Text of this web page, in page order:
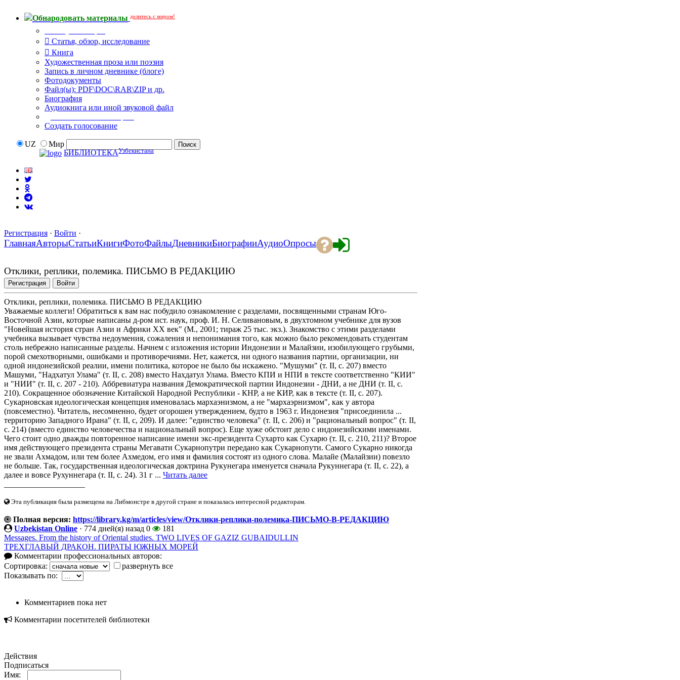
Обнародовать материалы делитесь с миром!
Статья, обзор, исследование
Книга
Художественная проза или поэзия
Запись в личном дневнике (блоге)
Фотодокументы
Файл(ы): PDF\DOC\RAR\ZIP и др.
Биография
Аудиокнига или иной звуковой файл
Создать голосование
UZ
Мир
БИБЛИОТЕКАУзбекистана
Регистрация · Войти ·
ГлавнаяАвторыСтатьиКнигиФотоФайлыДневникиБиографииАудиоОпросы
Отклики, реплики, полемика. ПИСЬМО В РЕДАКЦИЮ
Регистрация Войти
Отклики, реплики, полемика. ПИСЬМО В РЕДАКЦИЮ
Уважаемые коллеги! Обратиться к вам нас побудило ознакомление с разделами, посвященными странам Юго-
Восточной Азии, которые написаны д-ром ист. наук, проф. И. Н. Селивановым, в двухтомном учебнике для вузов
"Новейшая история стран Азии и Африки XX век" (М., 2001; тираж 25 тыс. экз.). Знакомство с этими разделами
учебника вызывает чувства недоумения, сожаления и непонимания того, как можно было рекомендовать студентам
столь небрежно написанные разделы. Начнем с изложения истории Индонезии и Малайзии, изобилующего грубыми,
порой смехотворными, ошибками и противоречиями. Нет, кажется, ни одного названия партии, организации, ни
одной индонезийской реалии, имени политика, которое не было бы искажено. "Мушуми" (т. II, с. 207) вместо
Машуми, "Надхатул Улама" (т. II, с. 208) вместо Нахдатул Улама. Вместо КПИ и НПИ в тексте соответственно "КИИ"
и "НИИ" (т. II, с. 207 - 210). Аббревиатура названия Демократической партии Индонезии - ДНИ, а не ДНИ (т. II, с.
210). Сокращенное обозначение Китайской Народной Республики - КНР, а не КИР, как в тексте (т. II, с. 207).
Сукарновская идеологическая концепция именовалась мархаэнизмом, а не "мархаэрнизмом", как у автора
(повсеместно). Читатель, несомненно, будет огорошен утверждением, будто в 1963 г. Индонезия "присоединила ...
территорию Западного Ирана" (т. II, с, 209). И далее: "единство человека" (т. II, с. 206) и "рациональный вопрос" (т. II,
с. 214) (вместо единство человечества и национальный вопрос). Еще хуже обстоит дело с индонезийскими именами.
Чего стоит одно дважды повторенное написание имени экс-президента Сухарто как Сухарю (т. II, с. 210, 211)? Второе
имя действующего президента страны Мегавати Сукарнопутри передано как Сукарнопути. Самого Сукарно никогда
не звали Ахмадом, или тем более Ахмедом, его имя и фамилия состоят из одного слова. Малайе (Малайзии) повезло
не больше. Так, государственная идеологическая доктрина Рукунегара именуется сначала Рукуннегара (т. II, с. 22), а
далее и вовсе Рухуннегара (т. II, с. 24). 31 г ... Читать далее
Эта публикация была размещена на Либмонстре в другой стране и показалась интересной редакторам.
Полная версия: https://library.kg/m/articles/view/Отклики-реплики-полемика-ПИСЬМО-В-РЕДАКЦИЮ
Uzbekistan Online · 774 дней(я) назад 0
181
Messages. From the history of Oriental studies. TWO LIVES OF GAZIZ GUBAIDULLIN
ТРЕХГЛАВЫЙ ДРАКОН. ПИРАТЫ ЮЖНЫХ МОРЕЙ
Комментарии профессиональных авторов:
Сортировка:
развернуть все
Показывать по:
Комментариев пока нет
Комментарии посетителей библиотеки
Действия
Подписаться
Имя: